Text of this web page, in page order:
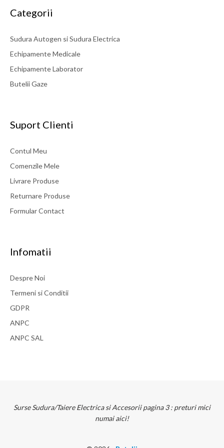
amorsare foarte buna; durata lunga de viata; ​curent continuu;
Categorii
Sudura Autogen si Sudura Electrica
Echipamente Medicale
Echipamente Laborator
Butelii Gaze
Suport Clienti
Contul Meu
Comenzile Mele
Livrare Produse
Returnare Produse
Formular Contact
Infomatii
Despre Noi
Termeni si Conditii
GDPR
ANPC
ANPC SAL
Surse Sudura/Taiere Electrica si Accesorii pagina 3 : preturi mici
numai aici!